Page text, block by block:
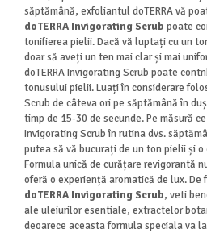
săptămână, exfoliantul doTERRA vă
doTERRA Invigorating Scrub poate
tonifierea pielii. Dacă vă luptați cu un
doar să aveți un ten mai clar și mai
doTERRA Invigorating Scrub poate
tonusului pielii. Luați în considerare
Scrub de câteva ori pe săptămână în
timp de 15-30 de secunde. Pe măsură
Invigorating Scrub în rutina dvs.
putea să vă bucurați de un ton pielii și
Formula unică de curățare revigorantă
oferă o experiență aromatică de lux.
doTERRA Invigorating Scrub, veti
ale uleiurilor esentiale, extractelor
deoarece aceasta formula speciala va